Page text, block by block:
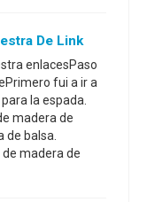
De Link
enlacesPaso
fui a ir a
la espada.
madera de
de balsa.
de madera de